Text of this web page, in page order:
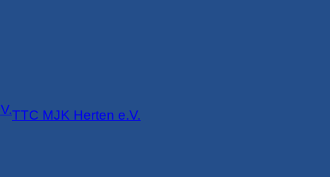
TTC MJK Herten e.V.